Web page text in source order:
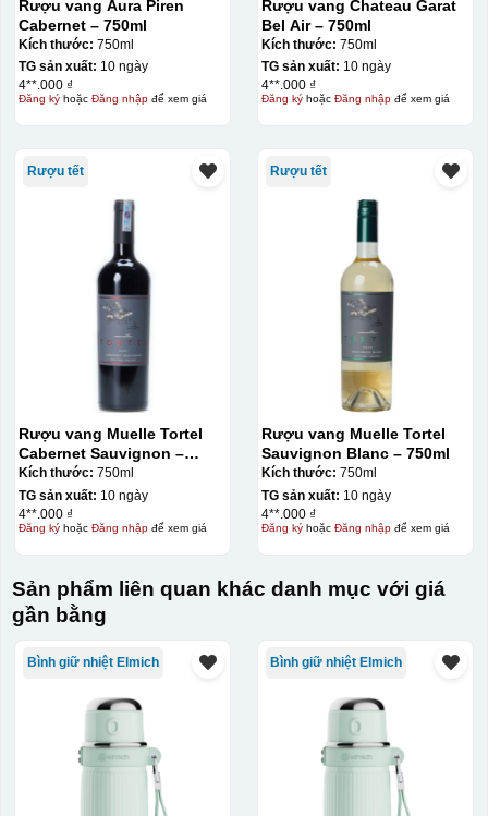
Rượu vang Aura Piren
Cabernet – 750ml
Kích thước: 750ml
TG sản xuất: 10 ngày
4**.000 ₫
Đăng kýhoặc Đăng nhậpđể xem giá
Rượu vang Chateau Garat
Bel Air – 750ml
Kích thước: 750ml
TG sản xuất: 10 ngày
4**.000 ₫
Đăng kýhoặc Đăng nhậpđể xem giá
Rượu tết
Rượu vang Muelle Tortel
Cabernet Sauvignon –
750ml
Kích thước: 750ml
TG sản xuất: 10 ngày
4**.000 ₫
Đăng kýhoặc Đăng nhậpđể xem giá
Rượu tết
Rượu vang Muelle Tortel
Sauvignon Blanc – 750ml
Kích thước: 750ml
TG sản xuất: 10 ngày
4**.000 ₫
Đăng kýhoặc Đăng nhậpđể xem giá
Sản phẩm liên quan khác danh mục với giá
gần bằng
Bình giữ nhiệt Elmich Bình giữ nhiệt Elmich